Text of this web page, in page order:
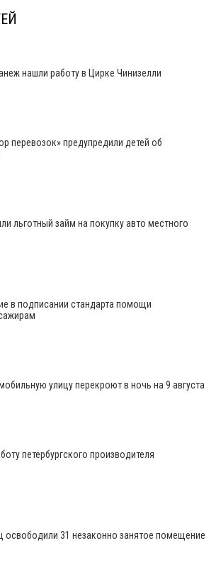
нашли работу в Цирке Чинизелли
перевозок» предупредили детей об
льготный займ на покупку авто местного
в подписании стандарта помощи
улицу перекроют в ночь на 9 августа
петербургского производителя
освободили 31 незаконно занятое помещение